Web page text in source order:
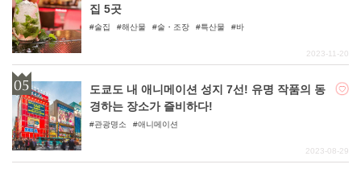
집 5곳
술집 해산물 술・조장 특산물 바
2023-11-20
도쿄도 내 애니메이션 성지 7선! 유명 작품의 동
경하는 장소가 즐비하다!
관광명소 애니메이션
2023-08-29